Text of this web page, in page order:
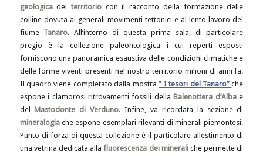
geologicadelterritorio con il racconto della formazione delle
colline dovuta ai generali movimenti tettonici e al lento lavoro del
fiumeTanaro. All’interno di questa prima sala, di particolare
pregio è la collezione paleontologica i cui reperti esposti
forniscono una panoramica esaustiva delle condizioni climatiche e
delle forme viventi presenti nel nostro territorio milioni di anni fa.
Il quadro viene completato dalla mostra” I tesori del Tanaro” che
espone i clamorosi ritrovamenti fossili della Balenottera d’Albae
del Mastodonte di Verduno. Infine, va ricordata la sezione di
mineralogiache espone esemplari rilevanti di minerali piemontesi.
Punto di forza di questa collezione è il particolare allestimento di
una vetrina dedicata allafluorescenza dei mineraliche permette di